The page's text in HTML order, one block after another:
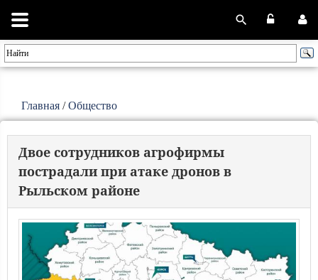
Главная /Общество
Двое сотрудников агрофирмы
пострадали при атаке дронов в
Рыльском районе